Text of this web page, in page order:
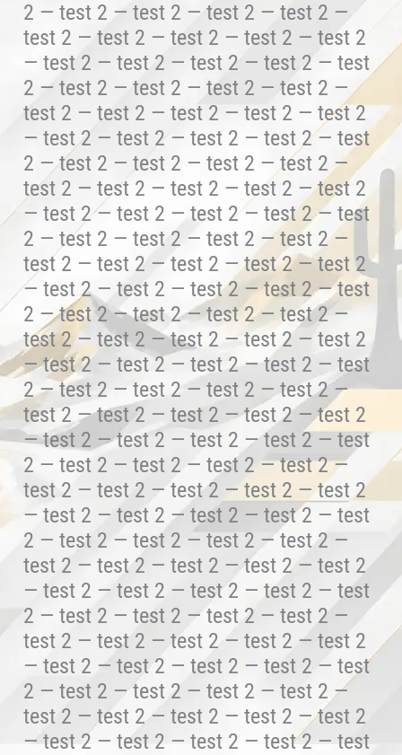
2 — test 2 — test 2 — test 2 — test 2 —
test 2 — test 2 — test 2 — test 2 — test 2
— test 2 — test 2 — test 2 — test 2 — test
2 — test 2 — test 2 — test 2 — test 2 —
test 2 — test 2 — test 2 — test 2 — test 2
— test 2 — test 2 — test 2 — test 2 — test
2 — test 2 — test 2 — test 2 — test 2 —
test 2 — test 2 — test 2 — test 2 — test 2
— test 2 — test 2 — test 2 — test 2 — test
2 — test 2 — test 2 — test 2 — test 2 —
test 2 — test 2 — test 2 — test 2 — test 2
— test 2 — test 2 — test 2 — test 2 — test
2 — test 2 — test 2 — test 2 — test 2 —
test 2 — test 2 — test 2 — test 2 — test 2
— test 2 — test 2 — test 2 — test 2 — test
2 — test 2 — test 2 — test 2 — test 2 —
test 2 — test 2 — test 2 — test 2 — test 2
— test 2 — test 2 — test 2 — test 2 — test
2 — test 2 — test 2 — test 2 — test 2 —
test 2 — test 2 — test 2 — test 2 — test 2
— test 2 — test 2 — test 2 — test 2 — test
2 — test 2 — test 2 — test 2 — test 2 —
test 2 — test 2 — test 2 — test 2 — test 2
— test 2 — test 2 — test 2 — test 2 — test
2 — test 2 — test 2 — test 2 — test 2 —
test 2 — test 2 — test 2 — test 2 — test 2
— test 2 — test 2 — test 2 — test 2 — test
2 — test 2 — test 2 — test 2 — test 2 —
test 2 — test 2 — test 2 — test 2 — test 2
— test 2 — test 2 — test 2 — test 2 — test